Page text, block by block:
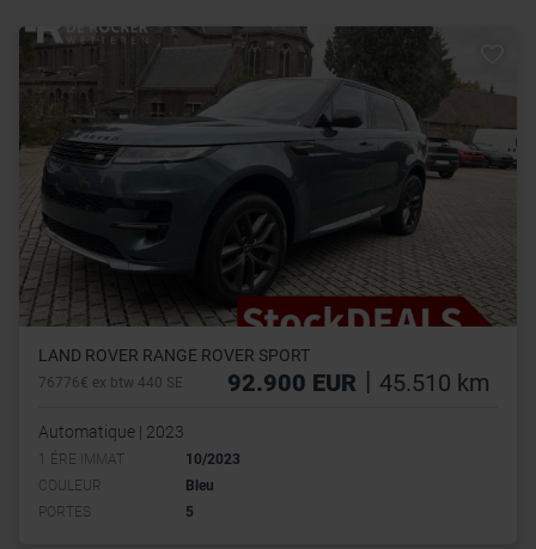
LAND ROVER RANGE ROVER SPORT
76776€ ex btw 440 SE 92.900 EUR | 45.510 km
Automatique | 2023
1 ÉRE IMMAT
10/2023
COULEUR
Bleu
PORTES
5